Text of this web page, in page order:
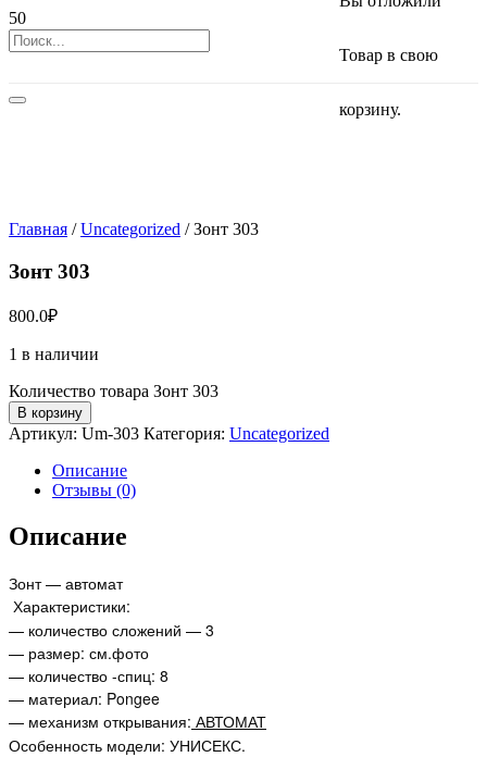
Товарв свою
корзину.
Главная /Uncategorized / Зонт 303
Зонт 303
800.0₽
1 в наличии
Количество товара Зонт 303
В корзину
Артикул: Um-303 Категория: Uncategorized
Описание
Отзывы (0)
Описание
Зонт — автомат
Характеристики:
— количество сложений — 3
— размер: см.фото
— количество -спиц: 8
— материал: Pongee
— механизм открывания: АВТОМАТ
Особенность модели: УНИСЕКС.